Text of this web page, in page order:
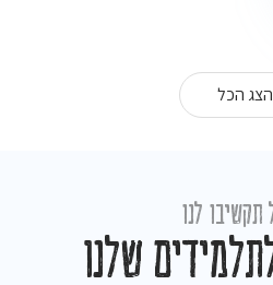
הצג הכל
תקשיבו לנו
שלנו